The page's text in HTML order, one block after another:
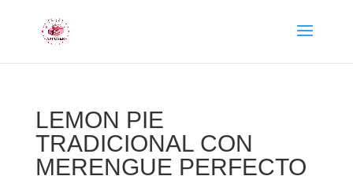
LEMON PIE
TRADICIONAL CON
MERENGUE PERFECTO